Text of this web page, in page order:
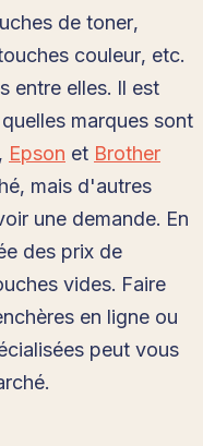
de toner,
couleur, etc.
entre elles. Il est
marques sont
, Epson et Brother
mais d'autres
une demande. En
des prix de
vides. Faire
en ligne ou
peut vous